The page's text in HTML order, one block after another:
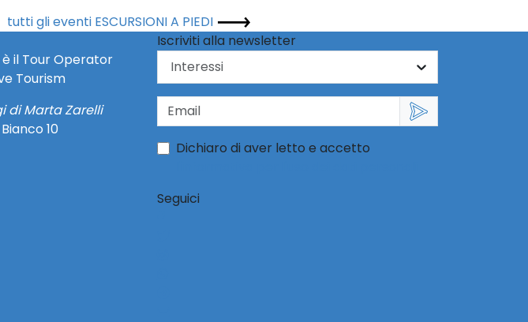
tutti gli eventi ESCURSIONI A PIEDI
il Tour Operator
Tourism
di Marta Zarelli
10
Iscriviti alla newsletter
Dichiaro di aver letto e accetto
Seguici